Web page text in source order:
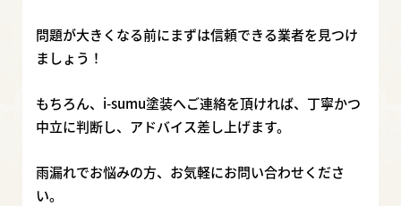
問題が大きくなる前にまずは信頼できる業者を見つけ
ましょう！
もちろん、i-sumu塗装へご連絡を頂ければ、丁寧かつ
中立に判断し、アドバイス差し上げます。
雨漏れでお悩みの方、お気軽にお問い合わせくださ
い。